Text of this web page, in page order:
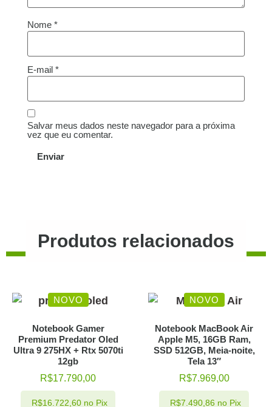
Nome *
E-mail *
Salvar meus dados neste navegador para a próxima
vez que eu comentar.
Produtos relacionados
NOVO
Notebook Gamer
Premium Predator Oled
Ultra 9 275HX + Rtx 5070ti
12gb
R$17.790,00
R$16.722,60 no Pix
NOVO
Notebook MacBook Air
Apple M5, 16GB Ram,
SSD 512GB, Meia‑noite,
Tela 13″
R$7.969,00
R$7.490,86 no Pix